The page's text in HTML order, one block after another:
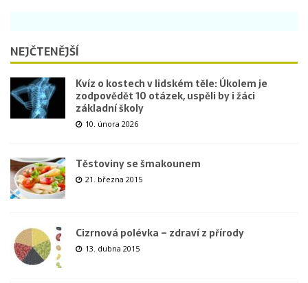
NEJČTENĚJŠÍ
Kvíz o kostech v lidském těle: Úkolem je
zodpovědět 10 otázek, uspěli by i žáci
základní školy
10. února 2026
Těstoviny se šmakounem
21. března 2015
Cizrnová polévka – zdraví z přírody
13. dubna 2015